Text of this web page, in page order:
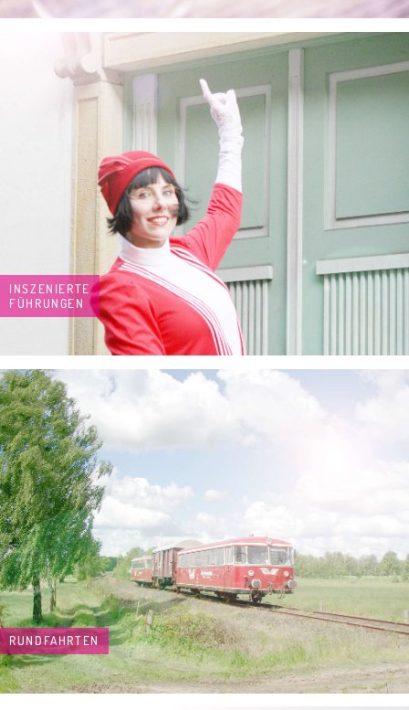
INSZENIERTE
FÜHRUNGEN
RUNDFAHRTEN